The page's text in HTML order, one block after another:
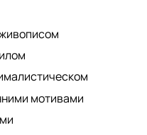
мотивами